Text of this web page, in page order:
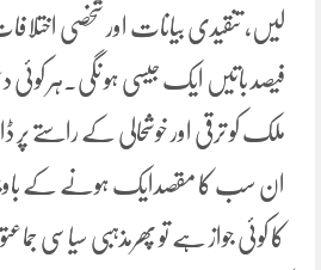
لیں، تنقیدی بیانات اور شخصی
فیصد باتیں ایک جیسی ہو نگی۔ہر کوئی
ملک کو ترقی اور خوشحالی کے راستے پر
ان سب کا مقصدایک ہونے کے
کا کوئی جواز ہے تو پھرمذہبی سیاسی